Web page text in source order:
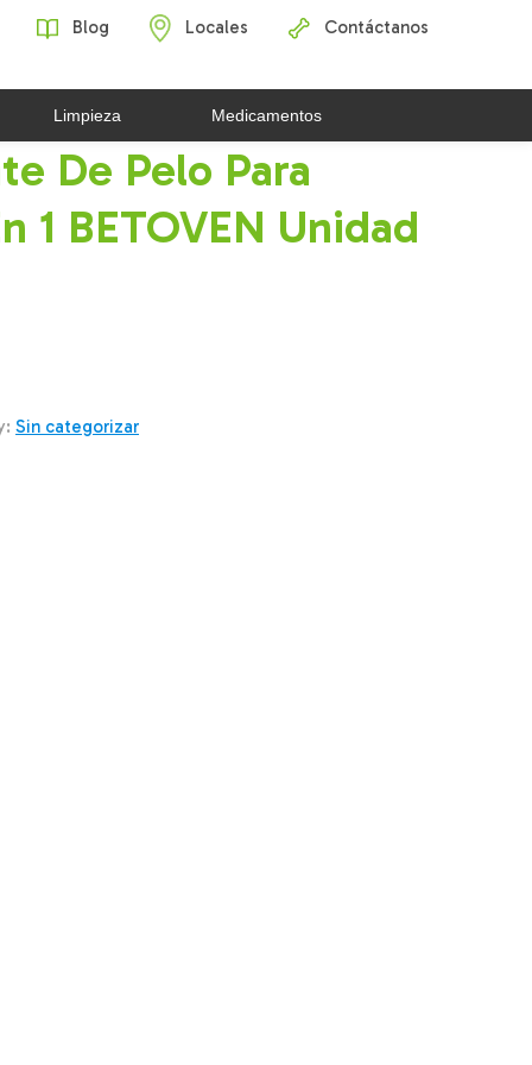
Blog Locales Contáctanos
Limpieza Medicamentos
De Pelo Para
1 BETOVEN Unidad
Sin categorizar